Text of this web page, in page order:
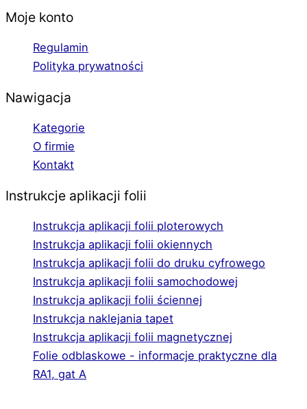
Moje konto
Regulamin
Polityka prywatności
Nawigacja
Kategorie
O firmie
Kontakt
Instrukcje aplikacji folii
Instrukcja aplikacji folii ploterowych
Instrukcja aplikacji folii okiennych
Instrukcja aplikacji folii do druku cyfrowego
Instrukcja aplikacji folii samochodowej
Instrukcja aplikacji folii ściennej
Instrukcja naklejania tapet
Instrukcja aplikacji folii magnetycznej
Folie odblaskowe - informacje praktyczne dla
RA1, gat A